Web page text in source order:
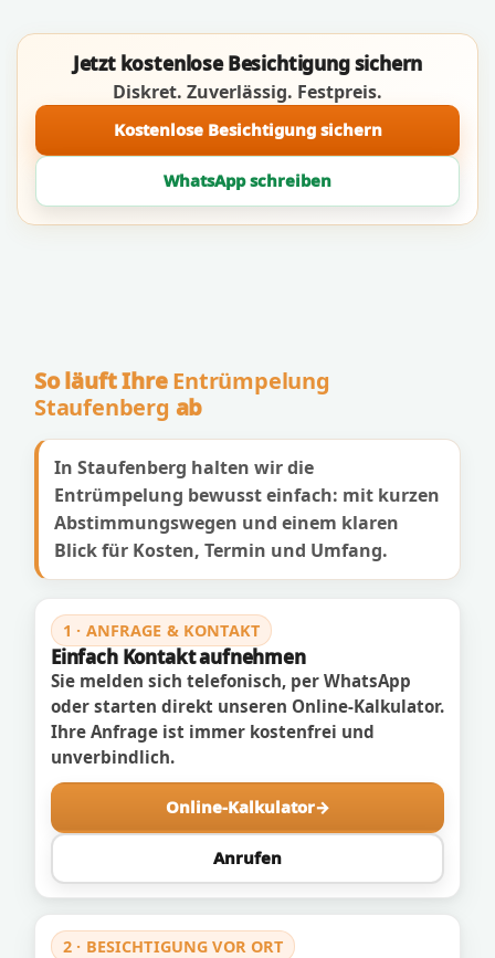
Jetzt kostenlose Besichtigung sichern
Diskret. Zuverlässig. Festpreis.
Kostenlose Besichtigung sichern
WhatsApp schreiben
So läuft IhreEntrümpelung
Staufenberg ab
In Staufenberg halten wir die
Entrümpelung bewusst einfach: mit kurzen
Abstimmungswegen und einem klaren
Blick für Kosten, Termin und Umfang.
1 · ANFRAGE & KONTAKT
Einfach Kontakt aufnehmen
Sie melden sich telefonisch, per WhatsApp
oder starten direkt unseren Online-Kalkulator.
Ihre Anfrage ist immer kostenfrei und
unverbindlich.
Online-Kalkulator
Anrufen
2 · BESICHTIGUNG VOR ORT